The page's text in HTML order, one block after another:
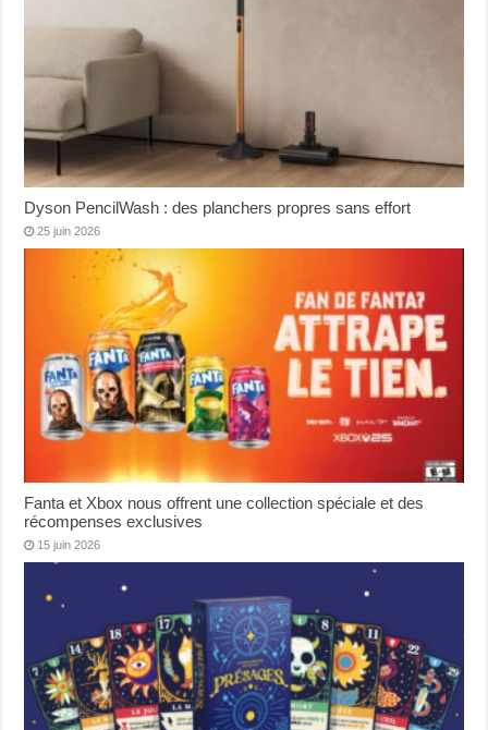
Dyson PencilWash : des planchers propres sans effort
25 juin 2026
Fanta et Xbox nous offrent une collection spéciale et des
récompenses exclusives
15 juin 2026